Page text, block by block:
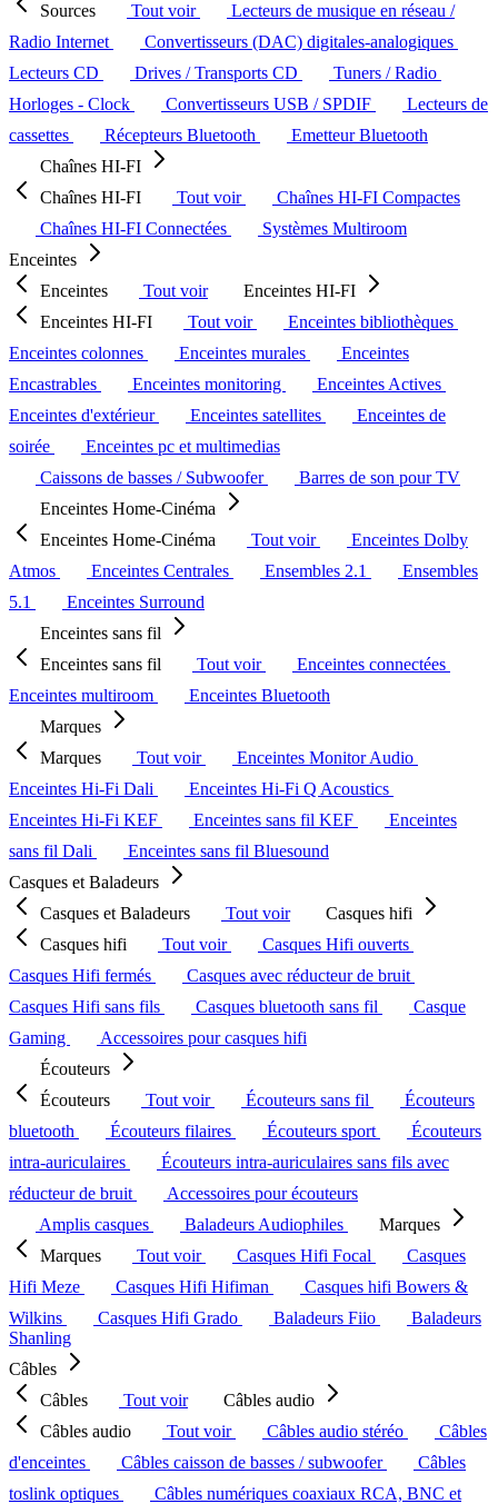
Sources
Tout voir
Lecteurs de musique en réseau /
Radio Internet
Convertisseurs (DAC) digitales-analogiques
Lecteurs CD
Drives / Transports CD
Tuners / Radio
Horloges - Clock
Convertisseurs USB / SPDIF
Lecteurs de
cassettes
Récepteurs Bluetooth
Emetteur Bluetooth
Chaînes HI-FI
Chaînes HI-FI
Tout voir
Chaînes HI-FI Compactes
Chaînes HI-FI Connectées
Systèmes Multiroom
Enceintes
Enceintes
Tout voir
Enceintes HI-FI
Enceintes HI-FI
Tout voir
Enceintes bibliothèques
Enceintes colonnes
Enceintes murales
Enceintes
Encastrables
Enceintes monitoring
Enceintes Actives
Enceintes d'extérieur
Enceintes satellites
Enceintes de
soirée
Enceintes pc et multimedias
Caissons de basses / Subwoofer
Barres de son pour TV
Enceintes Home-Cinéma
Enceintes Home-Cinéma
Tout voir
Enceintes Dolby
Atmos
Enceintes Centrales Ensembles 2.1
Ensembles
5.1
Enceintes Surround
Enceintes sans fil
Enceintes sans fil
Tout voir
Enceintes connectées
Enceintes multiroom
Enceintes Bluetooth
Marques
Marques
Tout voir
Enceintes Monitor Audio
Enceintes Hi-Fi Dali
Enceintes Hi-Fi Q Acoustics
Enceintes Hi-Fi KEF
Enceintes sans fil KEF
Enceintes
sans fil Dali
Enceintes sans fil Bluesound
Casques et Baladeurs
Casques et Baladeurs
Tout voir
Casques hifi
Casques hifi
Tout voir
Casques Hifi ouverts
Casques Hifi fermés
Casques avec réducteur de bruit
Casques Hifi sans fils
Casques bluetooth sans fil
Casque
Gaming
Accessoires pour casques hifi
Écouteurs
Écouteurs
Tout voir Écouteurs sans fil
Écouteurs
bluetooth
Écouteurs filaires Écouteurs sport
Écouteurs
intra-auriculaires
Écouteurs intra-auriculaires sans fils avec
réducteur de bruit
Accessoires pour écouteurs
Amplis casques
Baladeurs Audiophiles
Marques
Marques
Tout voir Casques Hifi Focal
Casques
Hifi Meze
Casques Hifi Hifiman
Casques hifi Bowers &
Wilkins
Casques Hifi Grado Baladeurs Fiio
Baladeurs
Shanling
Câbles
Câbles
Tout voir
Câbles audio
Câbles audio
Tout voir Câbles audio stéréo
Câbles
d'enceintes
Câbles caisson de basses / subwoofer
Câbles
toslink optiques
Câbles numériques coaxiaux RCA, BNC et